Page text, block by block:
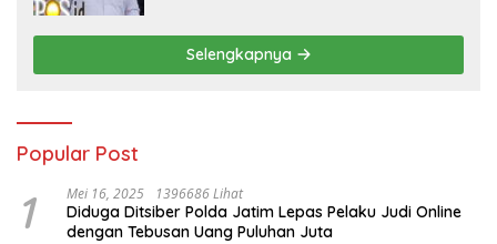
Selengkapnya
Popular Post
1 Mei 16, 2025 1396686 Lihat
Diduga Ditsiber Polda Jatim Lepas Pelaku Judi Online
dengan Tebusan Uang Puluhan Juta